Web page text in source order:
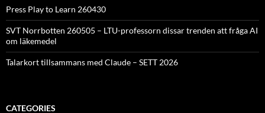
Press Play to Learn 260430
SVT Norrbotten 260505 – LTU-professorn dissar trenden att fråga AI
om läkemedel
Talarkort tillsammans med Claude – SETT 2026
CATEGORIES